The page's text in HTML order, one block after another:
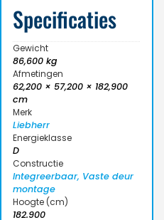
Specificaties
Gewicht
86,600 kg
Afmetingen
62,200 × 57,200 × 182,900
cm
Merk
Liebherr
Energieklasse
D
Constructie
Integreerbaar, Vaste deur
montage
Hoogte (cm)
182.900